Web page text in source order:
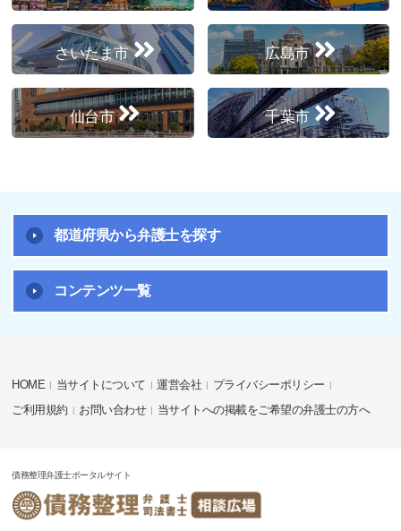
さいたま市 広島市
仙台市 千葉市
都道府県から弁護士を探す
コンテンツ一覧
HOME 当サイトについて 運営会社
プライバシーポリシー
ご利用規約
お問い合わせ 当サイトへの掲載をご希望の弁護士の方へ
債務整理弁護士ポータルサイト